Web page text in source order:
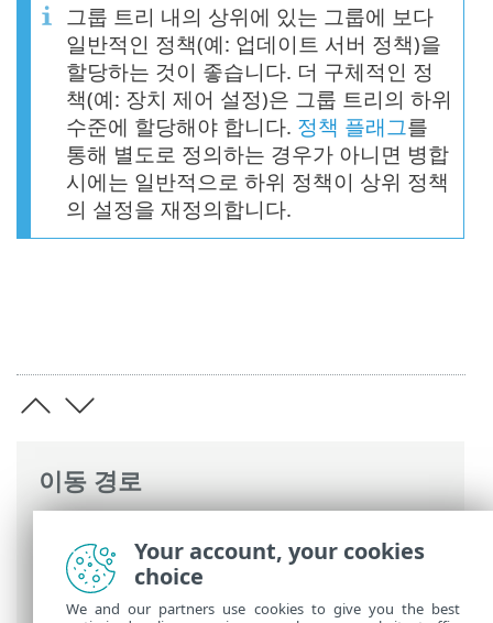
이동 경로
Prem>ESET PROTECT On-Prem 사용>
ESET PROTECT On-Prem 기본 메뉴
그룹 트리 내의 상위에 있는 그룹에 보다
일반적인 정책(예: 업데이트 서버 정책)을
할당하는 것이 좋습니다. 더 구체적인 정
책(예: 장치 제어 설정)은 그룹 트리의 하위
수준에 할당해야 합니다. 정책 플래그를
통해 별도로 정의하는 경우가 아니면 병합
시에는 일반적으로 하위 정책이 상위 정책
의 설정을 재정의합니다.
Your account, your cookies
choice
We and our partners use cookies to give you the best